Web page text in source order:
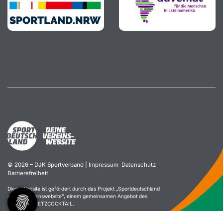
© 2026 – DJK Sportverband | Impressum Datenschutz
Barrierefreiheit
Diese Website ist gefördert durch das Projekt „Sportdeutschland
– Deine Vereinswebsite”, einem gemeinsamen Angebot des
DOSB und NETZCOCKTAIL.